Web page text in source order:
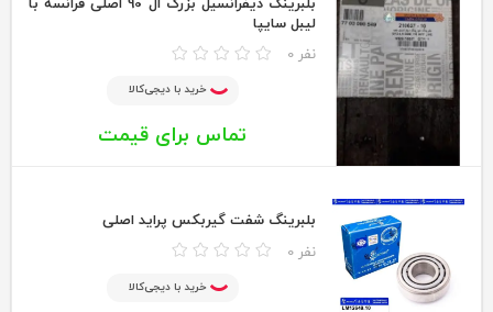
لیبل سایپا
0 نفر
خرید با دیجی‌کالا
تماس برای قیمت
بلبرینگ شفت گیربکس پراید اصلی
0 نفر
خرید با دیجی‌کالا